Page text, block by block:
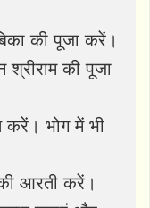
की पूजा करें।
की पूजा
करें। भोग में भी
आरती करें।